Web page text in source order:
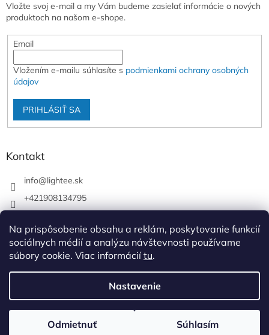
Na prispôsobenie obsahu a reklám, poskytovanie funkcií
sociálnych médií a analýzu návštevnosti používame
súbory cookie. Viac informáciítu.
Nastavenie
Odmietnuť Súhlasím
Vložte svoj e-mail a my Vám budeme zasielať informácie o nových
produktoch na našom e-shope.
Email
Vložením e-mailu súhlasíte s podmienkami ochrany osobných
údajov
PRIHLÁSIŤ SA
Kontakt
info@lightee.sk
+421908134795
lightee.sk
Copyright 2026Lightee. Všetky práva vyhradené.Upraviť